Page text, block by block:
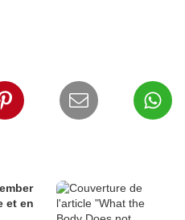
et en